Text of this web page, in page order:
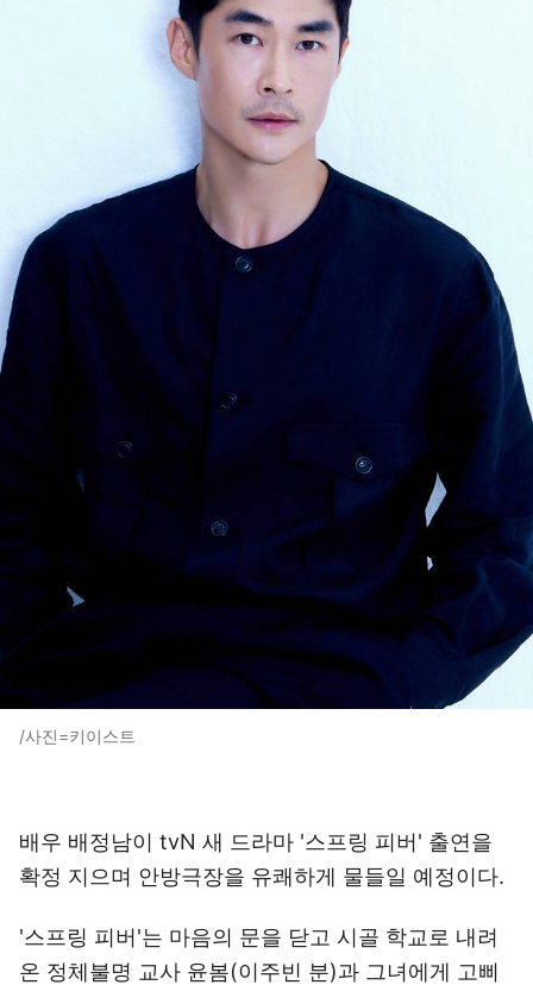
/사진=키이스트
배우 배정남이 tvN 새 드라마 '스프링 피버' 출연을
확정 지으며 안방극장을 유쾌하게 물들일 예정이다.
'스프링 피버'는 마음의 문을 닫고 시골 학교로 내려
온 정체불명 교사 윤봄(이주빈 분)과 그녀에게 고삐